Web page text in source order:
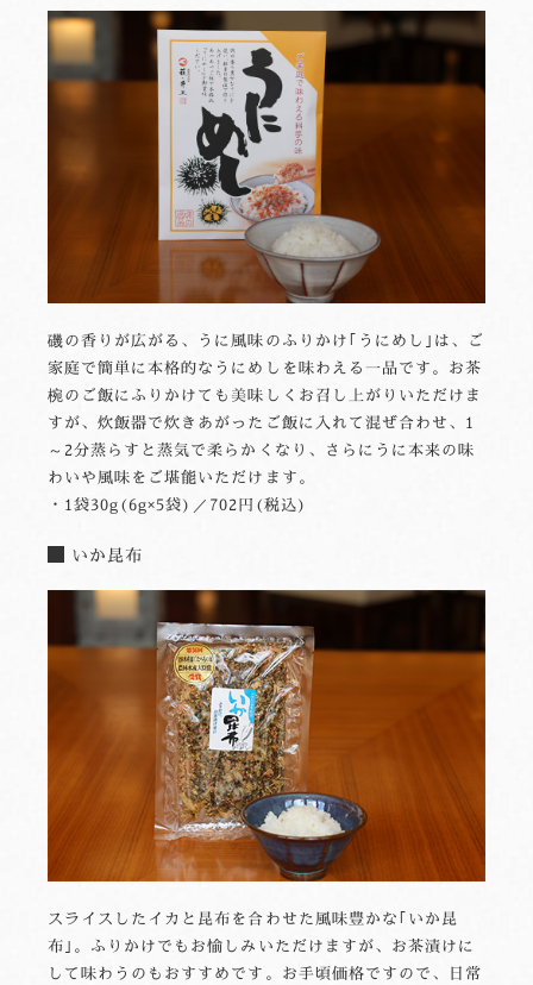
磯の香りが広がる、うに風味のふりかけ｢うにめし｣は、ご
家庭で簡単に本格的なうにめしを味わえる一品です。お茶
椀のご飯にふりかけても美味しくお召し上がりいただけま
すが、炊飯器で炊きあがったご飯に入れて混ぜ合わせ、1
～2分蒸らすと蒸気で柔らかくなり、さらにうに本来の味
わいや風味をご堪能いただけます。
・1袋30g(6g×5袋)／702円(税込)
いか昆布
スライスしたイカと昆布を合わせた風味豊かな｢いか昆
布｣。ふりかけでもお愉しみいただけますが、お茶漬けに
して味わうのもおすすめです。お手頃価格ですので、日常